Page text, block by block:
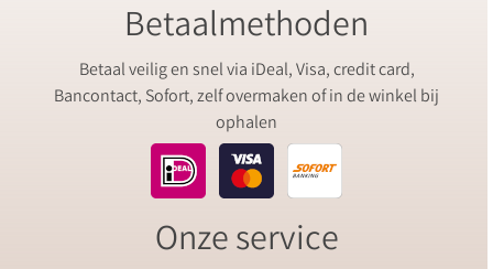
Betaalmethoden
Betaal veilig en snel via iDeal, Visa, credit card,
Bancontact, Sofort, zelf overmaken of in de winkel bij
ophalen
Onze service